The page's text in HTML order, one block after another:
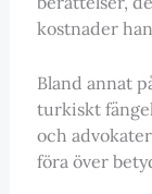
kostnader
Bland annat
turkiskt
och
föra över